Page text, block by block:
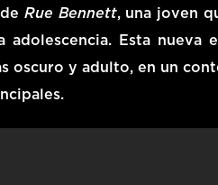
Rue Bennett, una joven
Esta nueva
oscuro y adulto, en un